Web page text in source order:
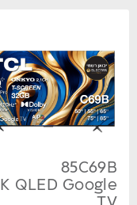
85C69B
QLED Google